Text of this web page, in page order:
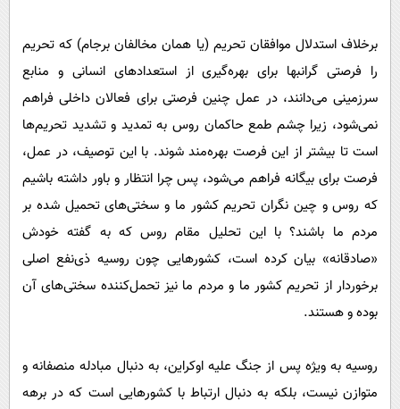
برخلاف استدلال موافقان تحریم (یا همان مخالفان برجام) که تحریم
را فرصتی گرانبها برای بهره‌گیری از استعدادهای انسانی و منابع
سرزمینی می‌دانند، در عمل چنین فرصتی برای فعالان داخلی فراهم
نمی‌شود، زیرا چشم طمع حاکمان روس به تمدید و تشدید تحریم‌ها
است تا بیشتر از این فرصت بهره‌مند شوند. با این توصیف، در عمل،
فرصت برای بیگانه فراهم می‌شود، پس چرا انتظار و باور داشته باشیم
که روس و چین نگران تحریم کشور ما و سختی‌های تحمیل شده بر
مردم ما باشند؟ با این تحلیل مقام روس که به گفته خودش
«صادقانه» بیان کرده است، کشورهایی چون روسیه ذی‌نفع اصلی
برخوردار از تحریم کشور ما و مردم ما نیز تحمل‌کننده سختی‌های آن
بوده و هستند.
روسیه به ویژه پس از جنگ علیه اوکراین، به دنبال مبادله منصفانه و
متوازن نیست، بلکه به دنبال ارتباط با کشورهایی است که در برهه